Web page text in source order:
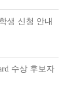
생 신청 안내
수상 후보자